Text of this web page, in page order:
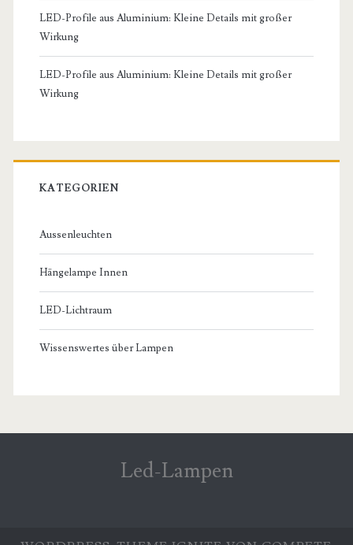
LED-Profile aus Aluminium: Kleine Details mit großer
Wirkung
LED-Profile aus Aluminium: Kleine Details mit großer
Wirkung
KATEGORIEN
Aussenleuchten
Hängelampe Innen
LED-Lichtraum
Wissenswertes über Lampen
Led-Lampen